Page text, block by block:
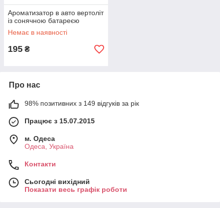
Ароматизатор в авто вертоліт
із сонячною батареєю
Немає в наявності
195 ₴
Про нас
98% позитивних з 149 відгуків за рік
Працює з 15.07.2015
м. Одеса
Одеса, Україна
Контакти
Сьогодні вихідний
Показати весь графік роботи